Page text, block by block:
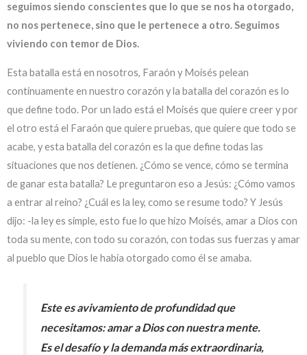
seguimos siendo conscientes que lo que se nos ha otorgado,
no nos pertenece, sino que le pertenece a otro. Seguimos
viviendo con temor de Dios.
Esta batalla está en nosotros, Faraón y Moisés pelean
continuamente en nuestro corazón y la batalla del corazón es lo
que define todo. Por un lado está el Moisés que quiere creer y por
el otro está el Faraón que quiere pruebas, que quiere que todo se
acabe, y esta batalla del corazón es la que define todas las
situaciones que nos detienen. ¿Cómo se vence, cómo se termina
de ganar esta batalla? Le preguntaron eso a Jesús: ¿Cómo vamos
a entrar al reino? ¿Cuál es la ley, como se resume todo? Y Jesús
dijo: -la ley es simple, esto fue lo que hizo Moisés, amar a Dios con
toda su mente, con todo su corazón, con todas sus fuerzas y amar
al pueblo que Dios le había otorgado como él se amaba.
Este es avivamiento de profundidad que
necesitamos: amar a Dios con nuestra mente.
Es el desafío y la demanda más extraordinaria,